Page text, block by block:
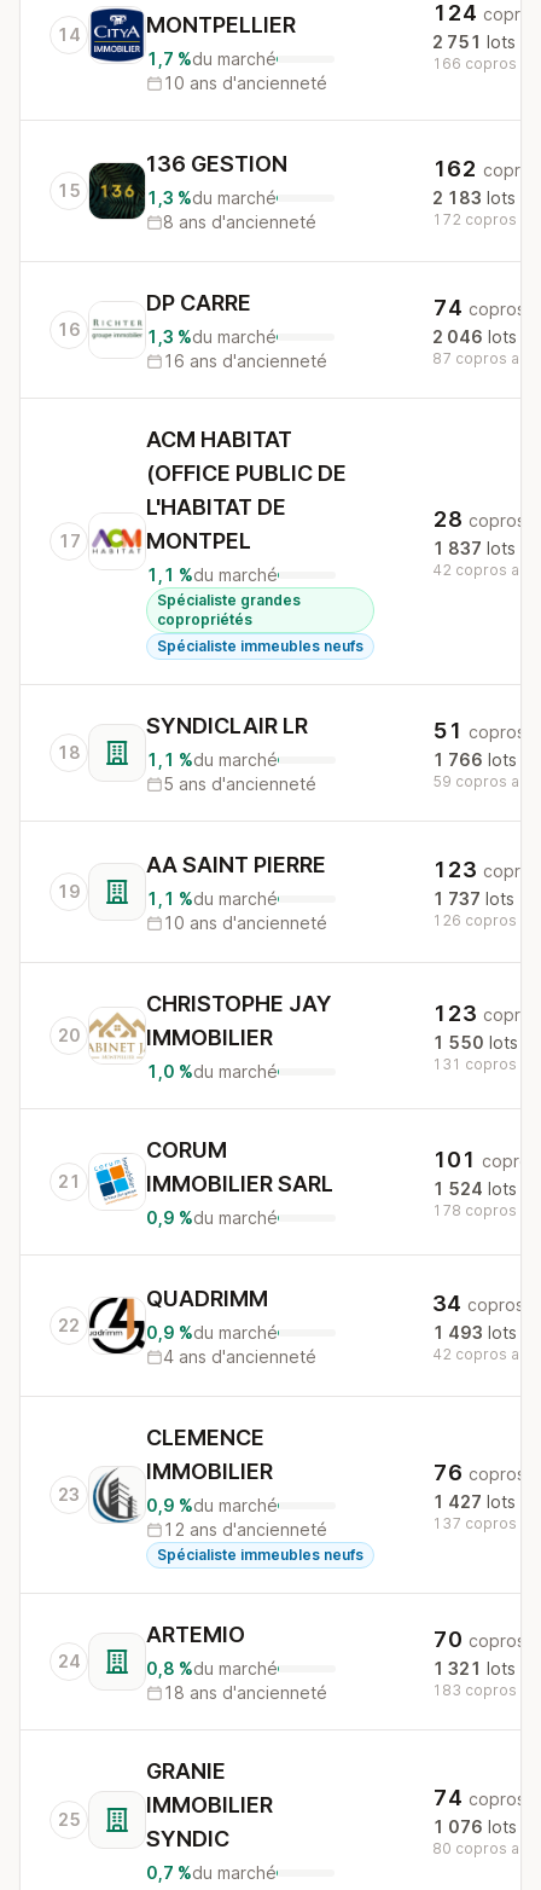
14
MONTPELLIER
1,7 %du marché
10 ans d'ancienneté
124 copros
2 751 lots
166 copros au
15
136 GESTION
1,3 %du marché
8 ans d'ancienneté
162 copros
2 183 lots
172 copros au
16
DP CARRE
1,3 %du marché
16 ans d'ancienneté
74 copros
2 046 lots
87 copros au
17
ACM HABITAT
(OFFICE PUBLIC DE
L'HABITAT DE
MONTPEL
1,1 %du marché
Spécialiste grandes
copropriétés
Spécialiste immeubles neufs
28 copros
1 837 lots
42 copros au
18
SYNDICLAIR LR
1,1 %du marché
5 ans d'ancienneté
51 copros
1 766 lots
59 copros au
19
AA SAINT PIERRE
1,1 %du marché
10 ans d'ancienneté
123 copros
1 737 lots
126 copros au
20
CHRISTOPHE JAY
IMMOBILIER
1,0 %du marché
123 copros
1 550 lots
131 copros au
21
CORUM
IMMOBILIER SARL
0,9 %du marché
101 copros
1 524 lots
178 copros au
22
QUADRIMM
0,9 %du marché
4 ans d'ancienneté
34 copros
1 493 lots
42 copros au
23
CLEMENCE
IMMOBILIER
0,9 %du marché
12 ans d'ancienneté
Spécialiste immeubles neufs
76 copros
1 427 lots
137 copros au
24
ARTEMIO
0,8 %du marché
18 ans d'ancienneté
70 copros
1 321 lots
183 copros au
25
GRANIE
IMMOBILIER
SYNDIC
0,7 %du marché
74 copros
1 076 lots
80 copros au